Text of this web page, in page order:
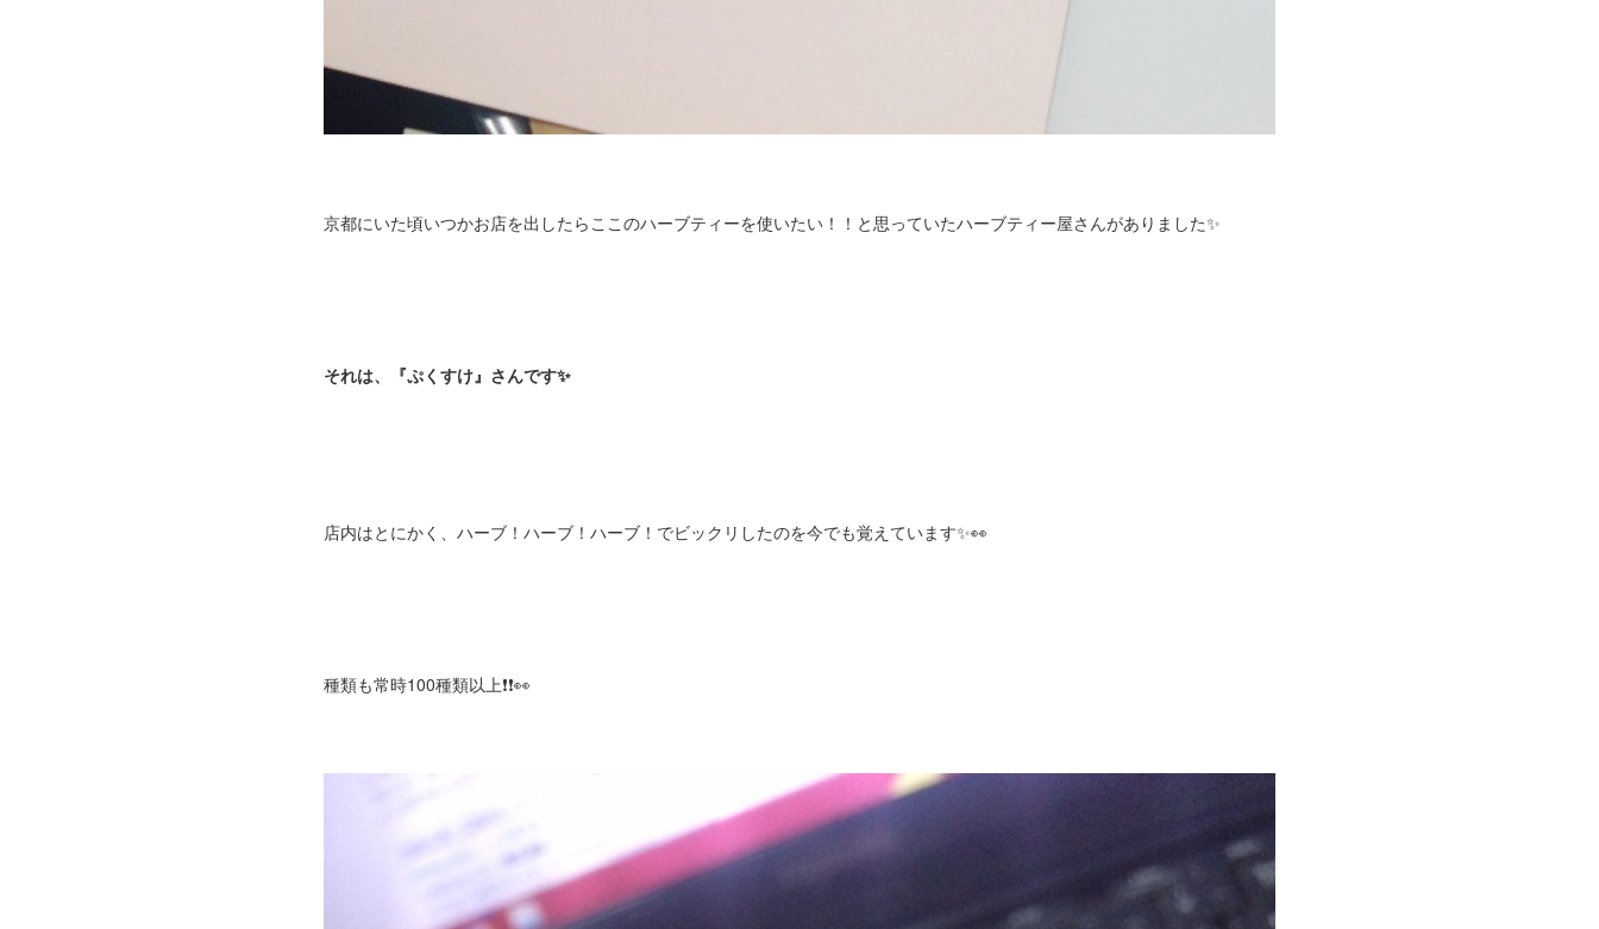
京都にいた頃いつかお店を出したらここのハーブティーを使いたい！！と思っていたハーブティー屋さんがありました✨
それは、『ぷくすけ』さんです✨
店内はとにかく、ハーブ！ハーブ！ハーブ！でビックリしたのを今でも覚えています✨👀
種類も常時100種類以上❗️❗️👀